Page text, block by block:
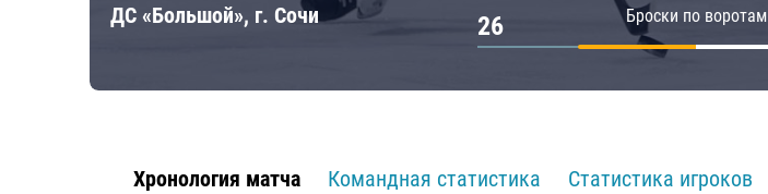
ДС «Большой», г. Сочи Броски по воротам
26
Хронология матча Командная статистика Статистика игроков